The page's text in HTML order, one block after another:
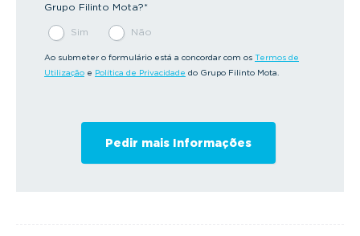
Grupo Filinto Mota?*
Sim Não
Ao submeter o formulário está a concordar com os Termos de
Utilização e Política de Privacidade do Grupo Filinto Mota.